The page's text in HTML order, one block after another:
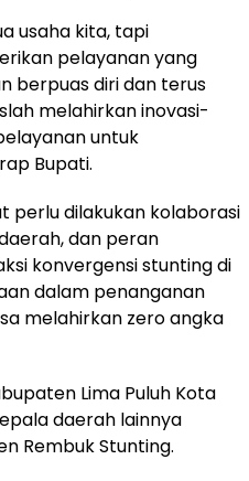
usaha kita, tapi
pelayanan yang
berpuas diri dan terus
melahirkan inovasi-
untuk
Bupati.
perlu dilakukan kolaborasi
dan peran
konvergensi stunting di
dalam penanganan
melahirkan zero angka
Lima Puluh Kota
daerah lainnya
Rembuk Stunting.